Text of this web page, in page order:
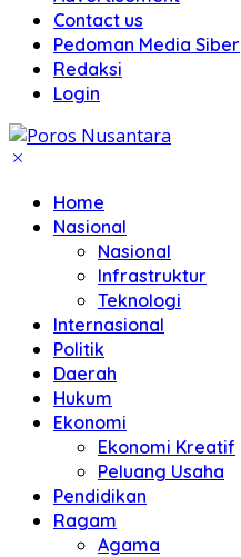
Contact us
Pedoman Media Siber
Redaksi
Login
Home
Nasional
Nasional
Infrastruktur
Teknologi
Internasional
Politik
Daerah
Hukum
Ekonomi
Ekonomi Kreatif
Peluang Usaha
Pendidikan
Ragam
Agama